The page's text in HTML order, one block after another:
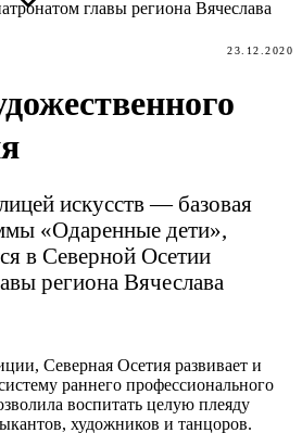
23.12.2020
искусств — базовая
«Одаренные дети»,
в Северной Осетии
региона Вячеслава
Северная Осетия развивает и
раннего профессионального
воспитать целую плеяду
художников и танцоров.